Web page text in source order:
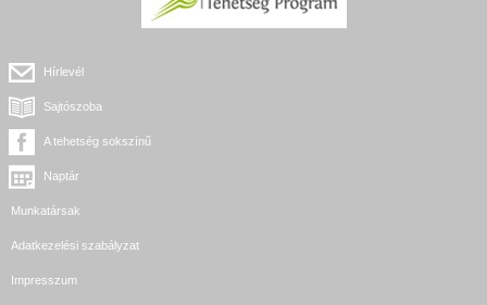
Hírlevél
Sajtószoba
A tehetség sokszínű
Naptár
Munkatársak
Adatkezelési szabályzat
Impresszum